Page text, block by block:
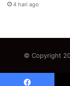
4 hari ago
© Copyright